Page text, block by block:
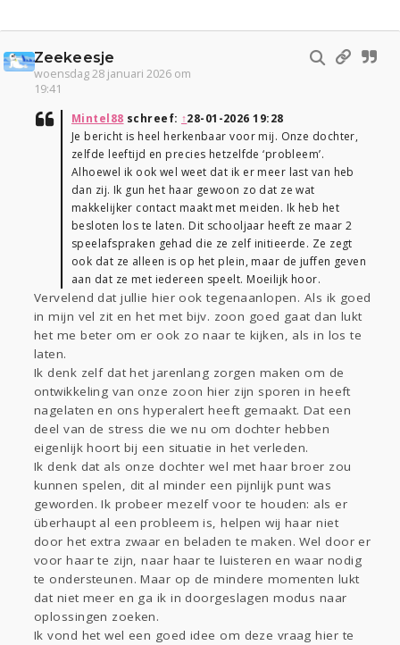
Zeekeesje
woensdag 28 januari 2026 om
19:41
Mintel88 schreef: ↑28-01-2026 19:28
Je bericht is heel herkenbaar voor mij. Onze dochter,
zelfde leeftijd en precies hetzelfde ‘probleem’.
Alhoewel ik ook wel weet dat ik er meer last van heb
dan zij. Ik gun het haar gewoon zo dat ze wat
makkelijker contact maakt met meiden. Ik heb het
besloten los te laten. Dit schooljaar heeft ze maar 2
speelafspraken gehad die ze zelf initieerde. Ze zegt
ook dat ze alleen is op het plein, maar de juffen geven
aan dat ze met iedereen speelt. Moeilijk hoor.
Vervelend dat jullie hier ook tegenaanlopen. Als ik goed
in mijn vel zit en het met bijv. zoon goed gaat dan lukt
het me beter om er ook zo naar te kijken, als in los te
laten.
Ik denk zelf dat het jarenlang zorgen maken om de
ontwikkeling van onze zoon hier zijn sporen in heeft
nagelaten en ons hyperalert heeft gemaakt. Dat een
deel van de stress die we nu om dochter hebben
eigenlijk hoort bij een situatie in het verleden.
Ik denk dat als onze dochter wel met haar broer zou
kunnen spelen, dit al minder een pijnlijk punt was
geworden. Ik probeer mezelf voor te houden: als er
überhaupt al een probleem is, helpen wij haar niet
door het extra zwaar en beladen te maken. Wel door er
voor haar te zijn, naar haar te luisteren en waar nodig
te ondersteunen. Maar op de mindere momenten lukt
dat niet meer en ga ik in doorgeslagen modus naar
oplossingen zoeken.
Ik vond het wel een goed idee om deze vraag hier te